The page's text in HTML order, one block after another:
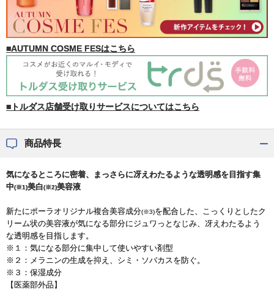
■AUTUMN COSME FESはこちら
■トルダス店舗受け取りサービスについてはこちら
商品特長
気になるところに密着、まっさらに冴えわたるような透明感を目指す集
中(※1)美白(※2)美容液
新たにポーラオリジナル複合美容成分(※3)を配合した、こっくりとしたク
リーム状の美容液が気になる部分にジュワっとなじみ、冴えわたるよう
な透明感を目指します。
※１：気になる部分に集中して使いやすい剤型
※２：メラニンの生成を抑え、シミ・ソバカスを防ぐ。
※３：保湿成分
【医薬部外品】